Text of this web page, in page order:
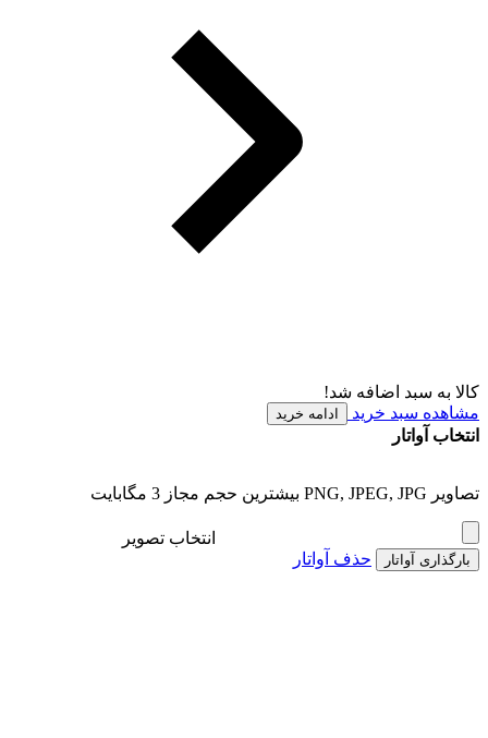
کالا به سبد اضافه شد!
مشاهده سبد خرید
ادامه خرید
انتخاب آواتار
تصاویر PNG, JPEG, JPG بیشترین حجم مجاز 3 مگابایت
انتخاب تصویر
بارگذاری آواتار حذف آواتار